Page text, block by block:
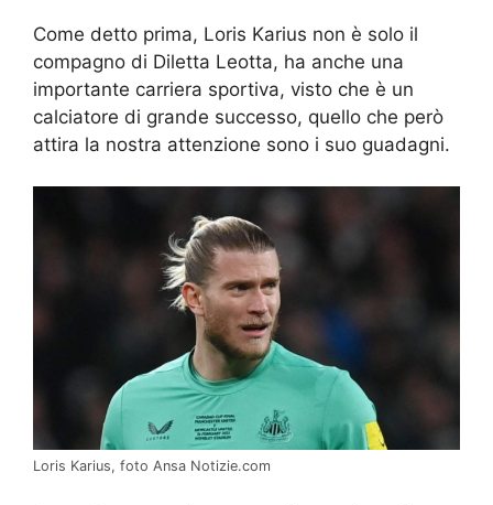
Come detto prima, Loris Karius non è solo il
compagno di Diletta Leotta, ha anche una
importante carriera sportiva, visto che è un
calciatore di grande successo, quello che però
attira la nostra attenzione sono i suo guadagni.
Loris Karius, foto Ansa Notizie.com